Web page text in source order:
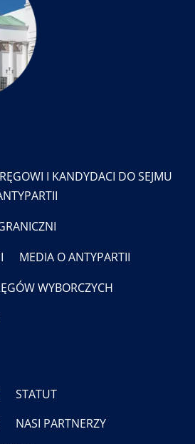
I KANDYDACI DO SEJMU
MEDIA O ANTYPARTII
WYBORCZYCH
STATUT
NASI PARTNERZY